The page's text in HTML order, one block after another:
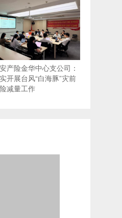
产险金华中心支公司：
开展台风“白海豚”灾前
减量工作